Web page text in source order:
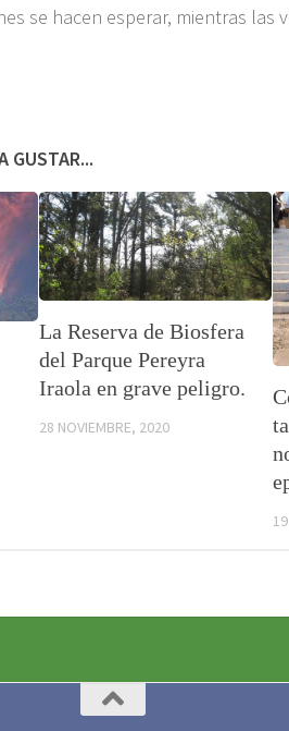
se hacen esperar, mientras las
GUSTAR...
La Reserva de Biosfera
del Parque Pereyra
Iraola en grave peligro.
28 NOVIEMBRE, 2020